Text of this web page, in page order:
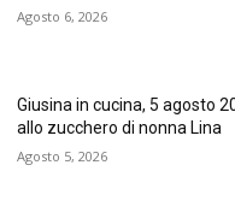
Agosto 6, 2026
Giusina in cucina, 5 agosto
allo zucchero di nonna Lina
Agosto 5, 2026